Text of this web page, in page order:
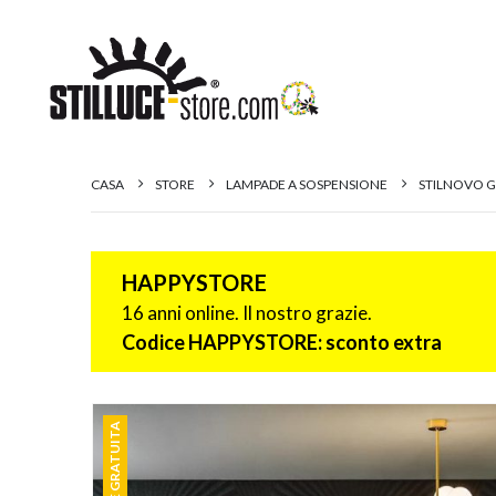
CASA STORE LAMPADE A SOSPENSIONE STILNOVO
HAPPYSTORE
16 anni online. Il nostro grazie.
Codice HAPPYSTORE: sconto extra